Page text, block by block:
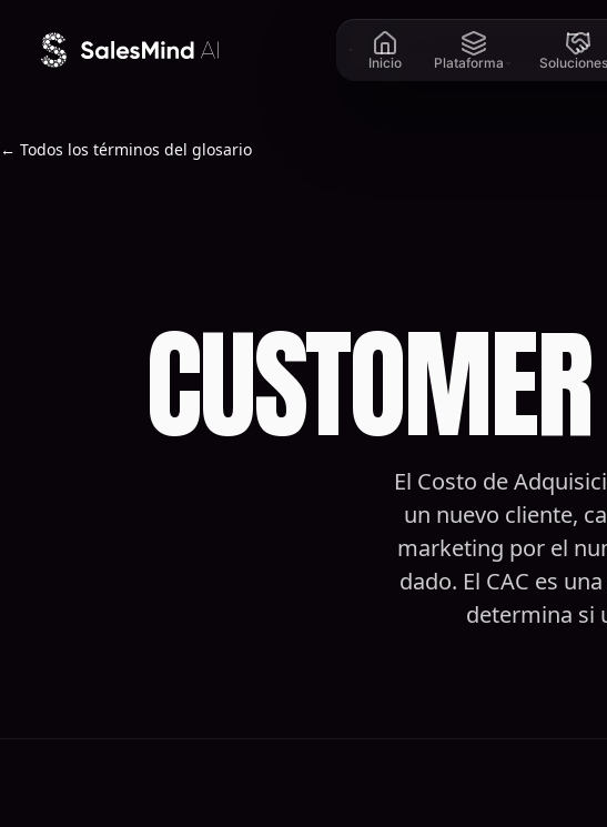
Inicio Plataforma Soluciones
← Todos los términos del glosario
El Costo de
un nuevo cliente,
marketing por el
dado. El CAC es
determina si